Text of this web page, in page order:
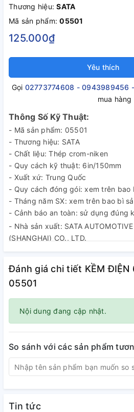
Thương hiệu:SATA
Mã sản phẩm:05501
125.000₫
Yêu thích
Gọi 02773774608 - 0943989456
mua hàng
Thông Số Kỹ Thuật:
- Mã sản phẩm: 05501
- Thương hiệu: SATA
- Chất liệu: Thép crom-niken
- Quy cách kỹ thuật: 6in/150mm
- Xuất xứ: Trung Quốc
- Quy cách đóng gói: xem trên bao
- Tháng năm SX: xem trên bao bì
- Cảnh báo an toàn: sử dụng đúng
- Nhà sản xuất: SATA
(SHANGHAI) CO., LTD.
Đánh giá chi tiết KỀM ĐIỆN
05501
Nội dung đang cập nhật.
So sánh với các sản phẩm
Tin tức